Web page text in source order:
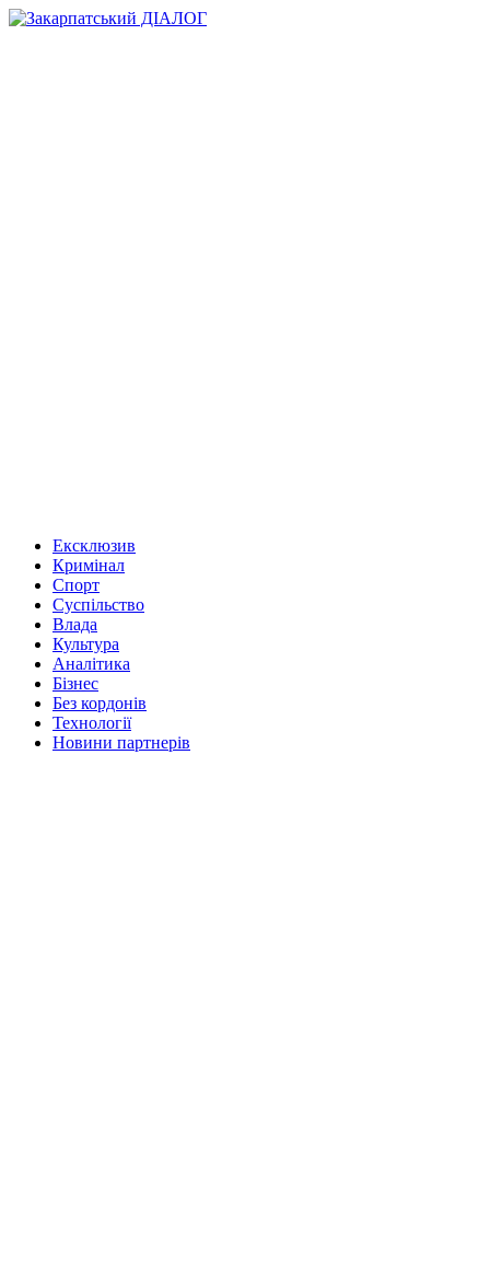
Ексклюзив
Кримінал
Спорт
Суспільство
Влада
Культура
Аналітика
Бізнес
Без кордонів
Технології
Новини партнерів